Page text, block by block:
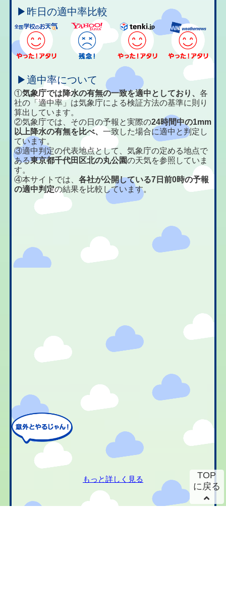
▶昨日の適中率比較
▶適中率について
①気象庁では降水の有無の一致を適中としており、各
社の「適中率」は気象庁による検証方法の基準に則り
算出しています。
②気象庁では、その日の予報と実際の24時間中の1mm
以上降水の有無を比べ、一致した場合に適中と判定し
ています。
③適中判定の代表地点として、気象庁の定める地点で
ある東京都千代田区北の丸公園の天気を参照していま
す。
④本サイトでは、各社が公開している7日前0時の予報
の適中判定の結果を比較しています。
もっと詳しく見る
TOP
に戻る